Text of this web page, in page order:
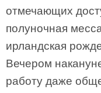
отмечающих
полуночная
ирландская
Вечером
работу даже